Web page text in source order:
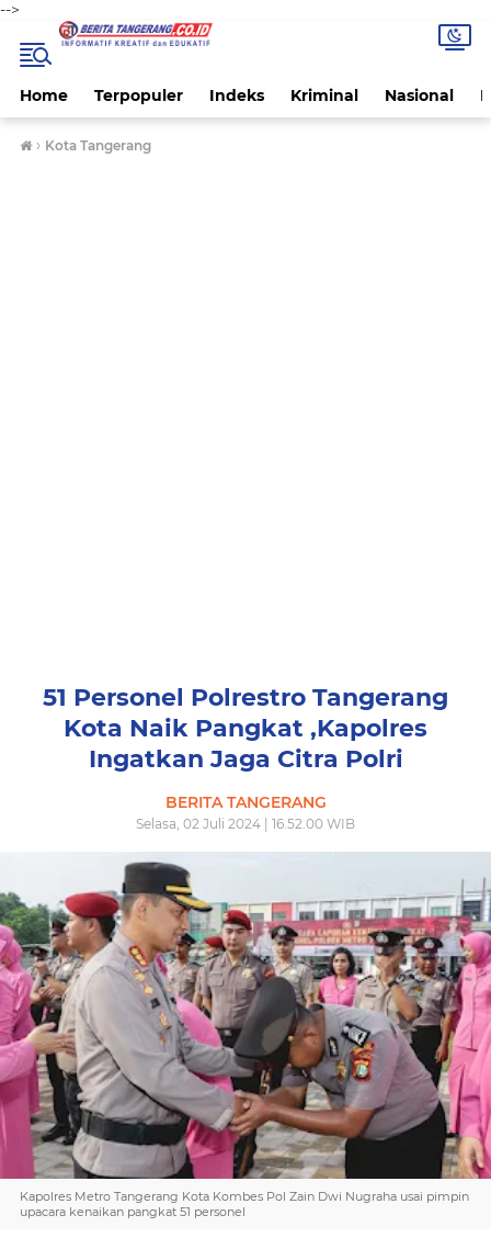
-->
Home Terpopuler Indeks Kriminal Nasional
› Kota Tangerang
51 Personel Polrestro Tangerang
Kota Naik Pangkat ,Kapolres
Ingatkan Jaga Citra Polri
BERITA TANGERANG
Selasa, 02 Juli 2024 | 16.52.00 WIB
Kapolres Metro Tangerang Kota Kombes Pol Zain Dwi Nugraha usai pimpin
upacara kenaikan pangkat 51 personel